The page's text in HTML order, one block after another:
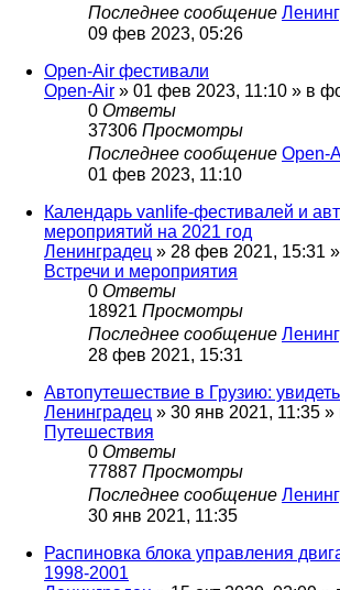
Последнее сообщение
09 фев 2023, 05:26
Open-Air фестивали
Open-Air » 01 фев 2023, 11:10 » в
0 Ответы
37306 Просмотры
Последнее сообщение Open-
01 фев 2023, 11:10
Календарь vanlife-фестивалей и
мероприятий на 2021 год
Ленинградец » 28 фев 2021, 15:31
Встречи и мероприятия
0 Ответы
18921 Просмотры
Последнее сообщение
28 фев 2021, 15:31
Автопутешествие в Грузию:
Ленинградец » 30 янв 2021, 11:35
Путешествия
0 Ответы
77887 Просмотры
Последнее сообщение
30 янв 2021, 11:35
Распиновка блока управления
1998-2001